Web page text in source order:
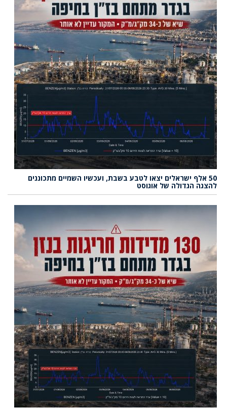
50 אלף ישראלים יצאו לטבע בשבת, ועכשיו השמיים מתכוננים
להצגה הגדולה של אוגוסט